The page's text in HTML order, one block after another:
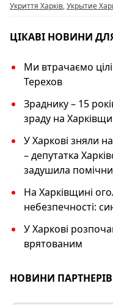
k
Укриття Харків,Укрытие
ЦІКАВІ НОВИНИ
Ми втрачаємо
Терехов
Зраднику – 15
зраду на
У Харкові зняли
– депутатка
задушила
На Харківщині
небезпечності:
У Харкові
врятованим
НОВИНИ ПАРТНЕРІВ